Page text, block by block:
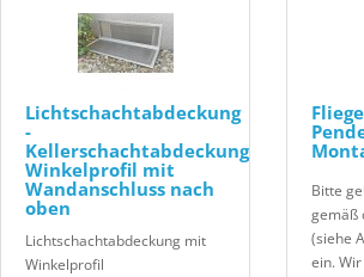
Lichtschachtabdeckung
-
Kellerschachtabdeckung
Winkelprofil mit
Wandanschluss nach
oben
Lichtschachtabdeckung mit
Winkelprofil
Bitte
gemäß
(siehe
ein.